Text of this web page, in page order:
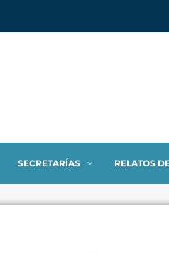
SECRETARÍAS RELATOS